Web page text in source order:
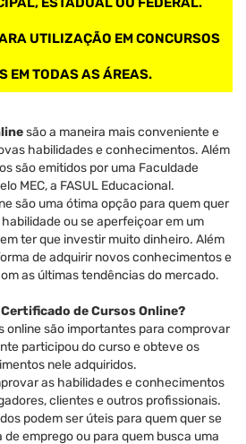
UTILIZAÇÃO EM CONCURSOS
EM TODAS AS ÁREAS.
são a maneira mais conveniente e
habilidades e conhecimentos. Além
são emitidos por uma Faculdade
MEC, a FASUL Educacional.
são uma ótima opção para quem quer
ou se aperfeiçoar em um
ter que investir muito dinheiro. Além
de adquirir novos conhecimentos e
as últimas tendências do mercado.
de Cursos Online?
online são importantes para comprovar
participou do curso e obteve os
nele adquiridos.
as habilidades e conhecimentos
clientes e outros profissionais.
podem ser úteis para quem quer se
emprego ou para quem busca uma